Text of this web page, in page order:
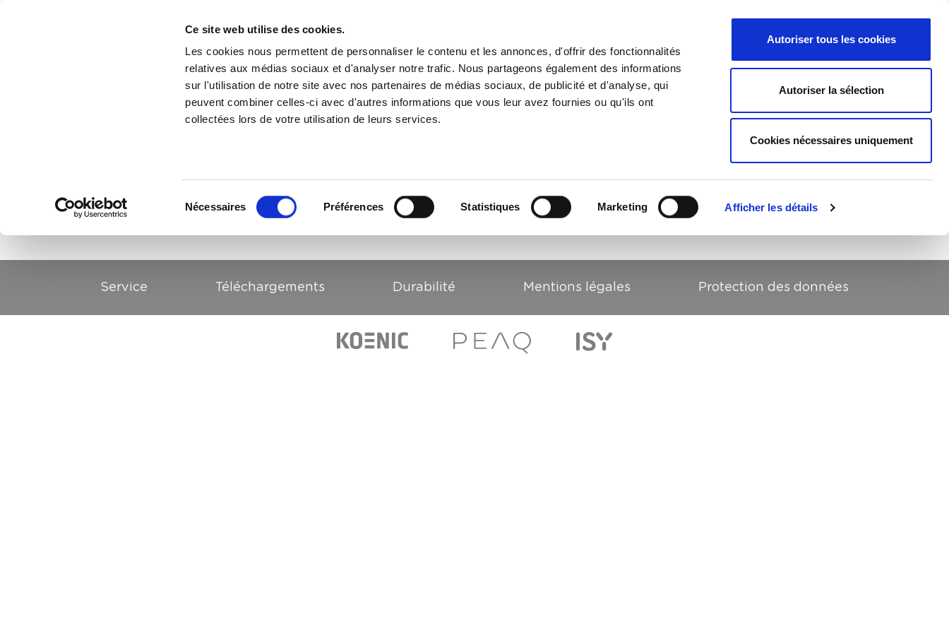
Ce site web utilise des cookies.
Les cookies nous permettent de personnaliser le contenu et les annonces, d'offrir des fonctionnalités
relatives aux médias sociaux et d'analyser notre trafic. Nous partageons également des informations
sur l'utilisation de notre site avec nos partenaires de médias sociaux, de publicité et d'analyse, qui
peuvent combiner celles-ci avec d'autres informations que vous leur avez fournies ou qu'ils ont
collectées lors de votre utilisation de leurs services.
Nécessaires Préférences Statistiques Marketing Afficher les détails
Autoriser tous les cookies
Autoriser la sélection
Cookies nécessaires uniquement
Recherche Menu des langues
Service Téléchargements Durabilité Mentions légales Protection des données